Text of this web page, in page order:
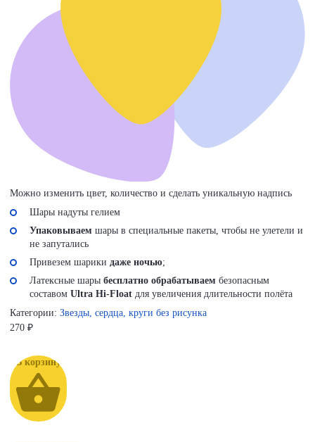
Можно изменить цвет, количество и сделать уникальную надпись
Шары надуты гелием
Упаковываем шары в специальные пакеты, чтобы не улетели и
не запутались
Привезем шарики даже ночью;
Латексные шары бесплатно обрабатываем безопасным
составом Ultra Hi-Float для увеличения длительности полёта
Категории: Звезды, сердца, круги без рисунка
270 ₽